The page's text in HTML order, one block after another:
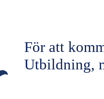
För att
Utbildning,